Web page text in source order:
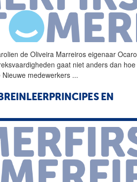
de Oliveira Marreiros eigenaar Ocaro
gaat niet anders dan hoe
medewerkers ...
EN